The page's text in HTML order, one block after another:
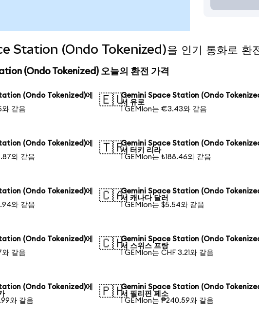
Station (Ondo Tokenized)을 인기 통화로 환
(Ondo Tokenized) 오늘의 환전 가격
(Ondo Tokenized)에
와 같음
🇪🇺Gemini Space Station (Ondo
서 유로
1 GEMIon는 €3.43와 같음
(Ondo Tokenized)에
와 같음
🇹🇷Gemini Space Station (Ondo
서 터키 리라
1 GEMIon는 ₺188.46와 같음
(Ondo Tokenized)에
와 같음
🇨🇦Gemini Space Station (Ondo
서 캐나다 달러
1 GEMIon는 $5.54와 같음
(Ondo Tokenized)에
와 같음
🇨🇭Gemini Space Station (Ondo
서 스위스 프랑
1 GEMIon는 CHF 3.21와 같음
(Ondo Tokenized)에
와 같음
🇵🇭Gemini Space Station (Ondo
서 필리핀 페소
1 GEMIon는 ₱240.59와 같음